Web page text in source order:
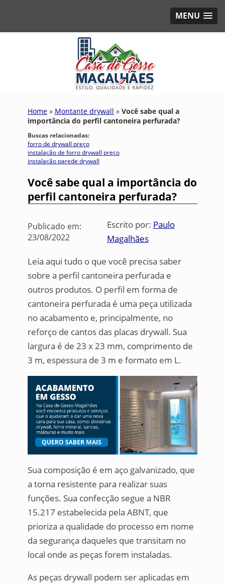
MENU
Home » Montante drywall » Você sabe qual a
importância do perfil cantoneira perfurada?
Buscas relacionadas:
forro de drywall preço
instalação de forro drywall preço
instalação parede drywall
Você sabe qual a importância do
perfil cantoneira perfurada?
Publicado em:
23/08/2022
Escrito por: Paulo
Magalhães
Leia aqui tudo o que você precisa saber
sobre a perfil cantoneira perfurada e
outros produtos. O perfil em forma de
cantoneira perfurada é uma peça utilizada
no acabamento e, principalmente, no
reforço de cantos das placas drywall. Sua
largura é de 23 x 23 mm, comprimento de
3 m, espessura de 3 m e formato em L.
Sua composição é em aço galvanizado, que
a torna resistente para realizar suas
funções. Sua confecção segue a NBR
15.217 estabelecida pela ABNT, que
prioriza a qualidade do processo em nome
da segurança daqueles que transitam no
local onde as peças forem instaladas.
As peças drywall podem ser aplicadas em